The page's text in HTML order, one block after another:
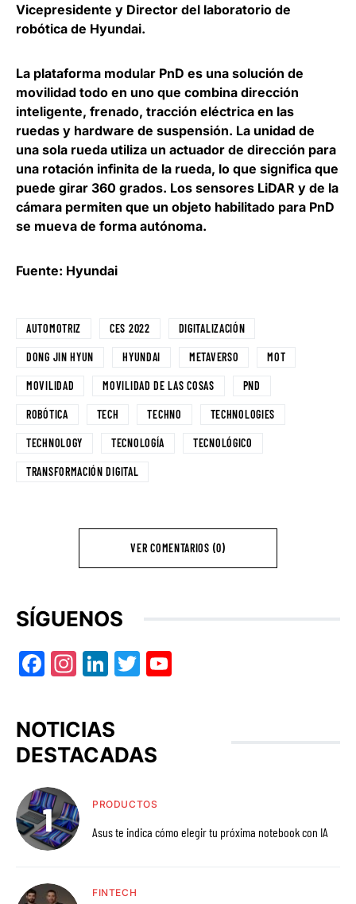
Vicepresidente y Director del laboratorio de
robótica de Hyundai.
La plataforma modular PnD es una solución de
movilidad todo en uno que combina dirección
inteligente, frenado, tracción eléctrica en las
ruedas y hardware de suspensión. La unidad de
una sola rueda utiliza un actuador de dirección para
una rotación infinita de la rueda, lo que significa que
puede girar 360 grados. Los sensores LiDAR y de la
cámara permiten que un objeto habilitado para PnD
se mueva de forma autónoma.
Fuente: Hyundai
AUTOMOTRIZ CES 2022 DIGITALIZACIÓN
DONG JIN HYUN HYUNDAI METAVERSO MOT
MOVILIDAD MOVILIDAD DE LAS COSAS PND
ROBÓTICA TECH TECHNO TECHNOLOGIES
TECHNOLOGY TECNOLOGÍA TECNOLÓGICO
TRANSFORMACIÓN DIGITAL
VER COMENTARIOS (0)
SÍGUENOS
Facebook
Instagram
LinkedIn
Twitter
NOTICIAS
DESTACADAS
PRODUCTOS
Asus te indica cómo elegir tu próxima notebook con IA
FINTECH